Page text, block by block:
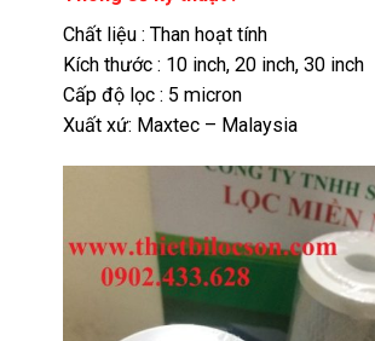
Chất liệu : Than hoạt tính
Kích thước : 10 inch, 20 inch, 30 inch
Cấp độ lọc : 5 micron
Xuất xứ: Maxtec – Malaysia